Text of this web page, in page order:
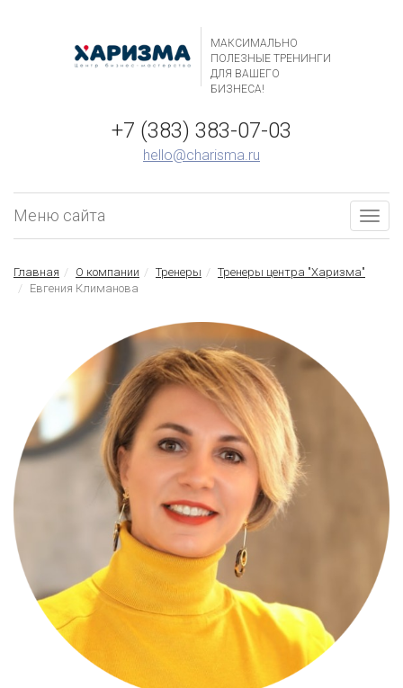
МАКСИМАЛЬНО
ПОЛЕЗНЫЕ ТРЕНИНГИ
ДЛЯ ВАШЕГО
БИЗНЕСА!
+7 (383) 383-07-03
hello@charisma.ru
Меню сайта
Главная О компании Тренеры
Тренеры центра "Харизма"
Евгения Климанова